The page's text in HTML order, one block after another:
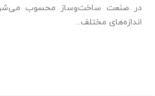
در صنعت‌ ساخت‌و‌ساز محسوب
اندازه‌های مختلف...